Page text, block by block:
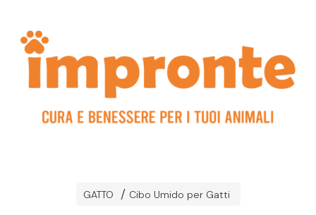
GATTO Cibo Umido per Gatti